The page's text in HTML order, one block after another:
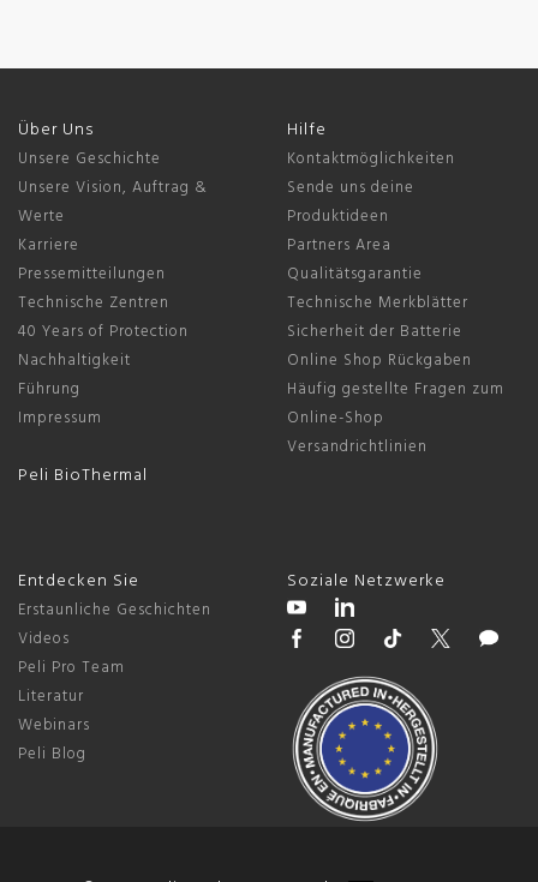
Über Uns
Unsere Geschichte
Unsere Vision, Auftrag &
Werte
Karriere
Pressemitteilungen
Technische Zentren
40 Years of Protection
Nachhaltigkeit
Führung
Impressum
Peli BioThermal
Hilfe
Kontaktmöglichkeiten
Sende uns deine
Produktideen
Partners Area
Qualitätsgarantie
Technische Merkblätter
Sicherheit der Batterie
Online Shop Rückgaben
Häufig gestellte Fragen zum
Online-Shop
Versandrichtlinien
Entdecken Sie
Erstaunliche Geschichten
Videos
Peli Pro Team
Literatur
Webinars
Peli Blog
Soziale Netzwerke